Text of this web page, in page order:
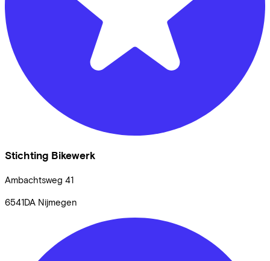
Stichting Bikewerk
Ambachtsweg 41
6541DA Nijmegen